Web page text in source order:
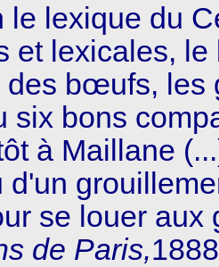
le lexique du
et lexicales,
des bœufs, les
six bons
à Maillane
d'un
se louer aux
de Paris,